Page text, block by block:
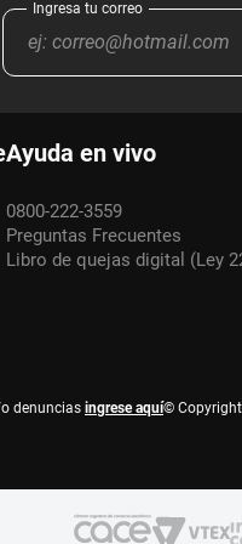
Ayuda en vivo
0800-222-3559
Preguntas Frecuentes
Libro de quejas digital (Ley
denuncias ingrese aquí©